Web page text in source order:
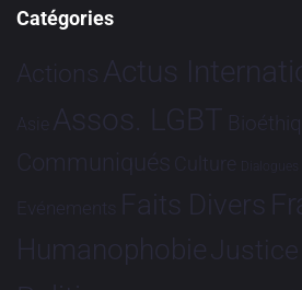
Catégories
Actions Actus
Asie Assos. LGBT
Communiqués Culture Dialogues
Evénements Faits Divers
HumanophobieJustice